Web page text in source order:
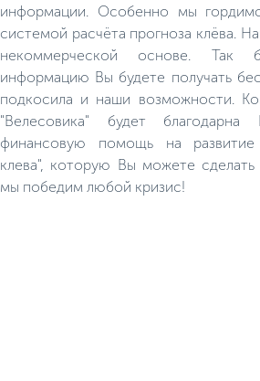
информации. Особенно мы
системой расчёта прогноза клёва.
некоммерческой основе. Так
информацию Вы будете получать
подкосила и наши возможности.
"Велесовика" будет
финансовую помощь на
клева", которую Вы можете
мы победим любой кризис!